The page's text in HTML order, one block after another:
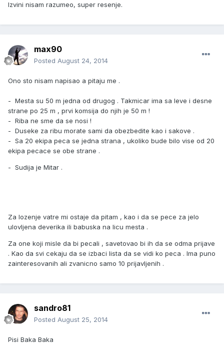
Izvini nisam razumeo, super resenje.
max90
Posted August 24, 2014
Ono sto nisam napisao a pitaju me .
- Mesta su 50 m jedna od drugog . Takmicar ima sa leve i desne
strane po 25 m , prvi komsija do njih je 50 m !
- Riba ne sme da se nosi !
- Duseke za ribu morate sami da obezbedite kao i sakove .
- Sa 20 ekipa peca se jedna strana , ukoliko bude bilo vise od 20
ekipa pecace se obe strane .
- Sudija je Mitar .
Za lozenje vatre mi ostaje da pitam , kao i da se pece za jelo
ulovljena deverika ili babuska na licu mesta .
Za one koji misle da bi pecali , savetovao bi ih da se odma prijave
. Kao da svi cekaju da se izbaci lista da se vidi ko peca . Ima puno
zainteresovanih ali zvanicno samo 10 prijavljenih .
sandro81
Posted August 25, 2014
Pisi Baka Baka